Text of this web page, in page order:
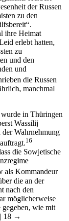
der Russen
zu den
ihre Heimat
erlebt hatten,
zu
und den
und
die Russen
manchmal
in Thüringen
Wassilij
Wahrnehmung
16
die Sowjetische
als Kommandeur
die an der
nach den
möglicherweise
wie mit
18 →